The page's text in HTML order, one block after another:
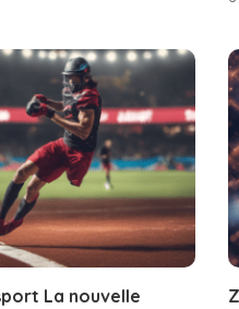
La nouvelle